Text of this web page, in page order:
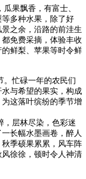
果飘香，有富士、
多种水果，除了好
之余，沿路的前洼生
免费采摘，体验丰收
鲜梨、苹果等时令鲜
忙碌一年的农民们
与希望的果实，构成
这落叶缤纷的季节增
层林尽染，色彩迷
长幅水墨画卷，醉人
季硕果累累，风车阵
徐徐，顿时令人神清